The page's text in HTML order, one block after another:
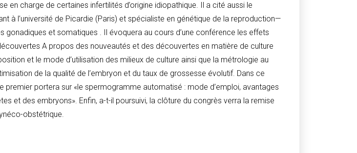
en charge de certaines infertilités d’origine idiopathique. Il a cité aussi le
à l’université de Picardie (Paris) et spécialiste en génétique de la reproduction—
gonadiques et somatiques . Il évoquera au cours d’une conférence les effets
A propos des nouveautés et des découvertes en matière de culture
et le mode d’utilisation des milieux de culture ainsi que la métrologie au
de la qualité de l’embryon et du taux de grossesse évolutif. Dans ce
portera sur «le spermogramme automatisé : mode d’emploi, avantages
et des embryons». Enfin, a-t-il poursuivi, la clôture du congrès verra la remise
obstétrique.